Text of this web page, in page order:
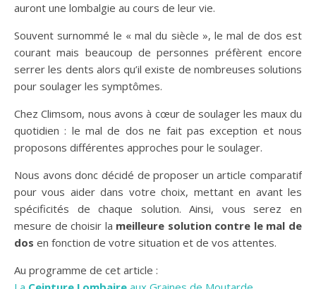
auront une lombalgie au cours de leur vie.
Souvent surnommé le « mal du siècle », le mal de dos est
courant mais beaucoup de personnes préfèrent encore
serrer les dents alors qu’il existe de nombreuses solutions
pour soulager les symptômes.
Chez Climsom, nous avons à cœur de soulager les maux du
quotidien : le mal de dos ne fait pas exception et nous
proposons différentes approches pour le soulager.
Nous avons donc décidé de proposer un article comparatif
pour vous aider dans votre choix, mettant en avant les
spécificités de chaque solution. Ainsi, vous serez en
mesure de choisir la meilleure solution contre le mal de
dos en fonction de votre situation et de vos attentes.
Au programme de cet article :